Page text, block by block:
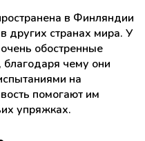
в Финляндии
других странах мира. У
обостренные
, благодаря чему они
на
помогают им
упряжках.